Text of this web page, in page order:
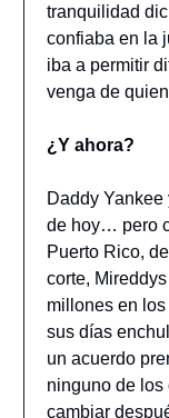
tranquilidad
confiaba en la
iba a permitir
venga de
¿Y ahora?
Daddy Yankee
de hoy… pero
Puerto Rico,
corte,
millones en
sus días
un acuerdo
ninguno de los
cambiar